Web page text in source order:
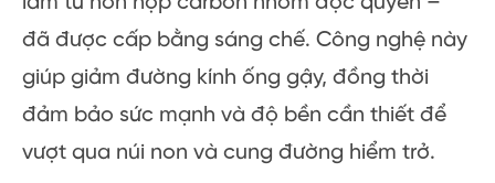
đã được cấp bằng sáng chế. Công nghệ này
giúp giảm đường kính ống gậy, đồng thời
đảm bảo sức mạnh và độ bền cần thiết để
vượt qua núi non và cung đường hiểm trở.